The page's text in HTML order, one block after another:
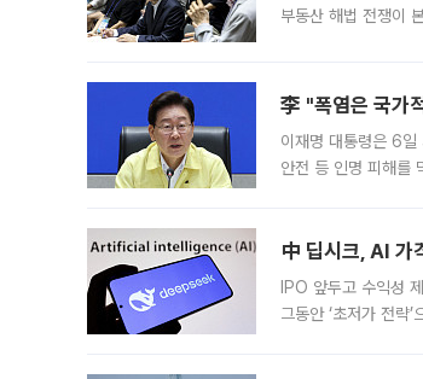
부동산 해법 전쟁이
李 "폭염은 국가
이재명 대통령은 6일
안전 등 인명 피해를
中 딥시크, AI 가
IPO 앞두고 수익성
그동안 ‘초저가 전략